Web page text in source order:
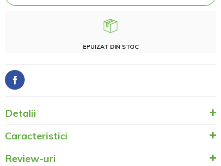
EPUIZAT DIN STOC
Detalii
Caracteristici
Review-uri